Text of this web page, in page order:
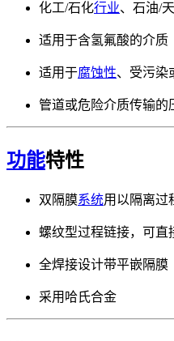
化工/石化行业、石油/
适用于含氢氟酸的介质
适用于腐蚀性、受污染
管道或危险介质传输的
功能特性
双隔膜系统用以隔离过
螺纹型过程链接，可直
全焊接设计带平嵌隔膜
采用哈氏合金